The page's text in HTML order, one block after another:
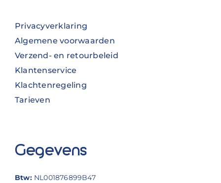
Privacyverklaring
Algemene voorwaarden
Verzend- en retourbeleid
Klantenservice
Klachtenregeling
Tarieven
Gegevens
Btw: NL001876899B47